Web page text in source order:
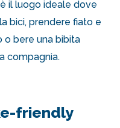
il luogo ideale dove
bici, prendere fiato e
o bere una bibita
compagnia.
friendly